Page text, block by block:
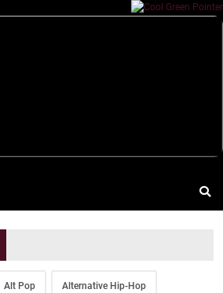
Alt Pop Alternative Hip-Hop